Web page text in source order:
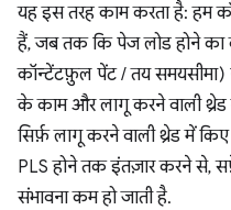
यह इस तरह काम करता है: हम
हैं, जब तक कि पेज लोड होने
कॉन्टेंटफ़ुल पेंट / तय समयसीमा)
के काम और लागू करने वाली
सिर्फ़ लागू करने वाली थ्रेड में
PLS होने तक इंतज़ार करने से,
संभावना कम हो जाती है.